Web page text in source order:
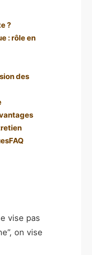
?
: rôle en
des
FAQ
vise pas
on vise